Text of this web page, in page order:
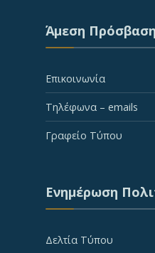
Άμεση
Επικοινωνία
Τηλέφωνα – emails
Γραφείο Τύπου
Ενημέρωση
Δελτία Τύπου